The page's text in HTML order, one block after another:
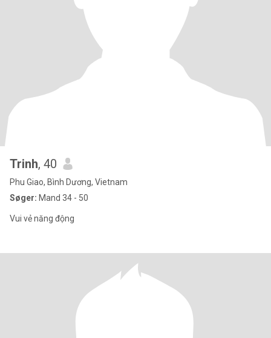
Trinh, 40
Phu Giao, Bình Dương, Vietnam
Søger: Mand 34 - 50
Vui vẻ năng động